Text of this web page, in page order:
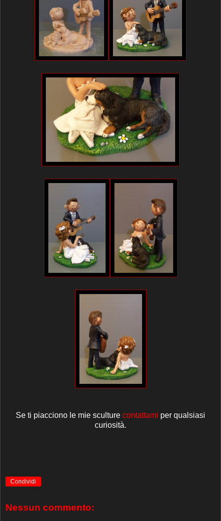
Se ti piacciono le mie sculture contattami per qualsiasi
curiosità.
Condividi
Nessun commento: